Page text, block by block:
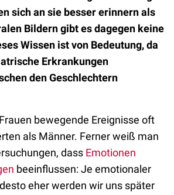
sich an sie besser erinnern als
Bildern gibt es dagegen keine
Wissen ist von Bedeutung, da
Erkrankungen
den Geschlechtern
bewegende Ereignisse oft
als Männer. Ferner weiß man
dass Emotionen
beeinflussen: Je emotionaler
eher werden wir uns später